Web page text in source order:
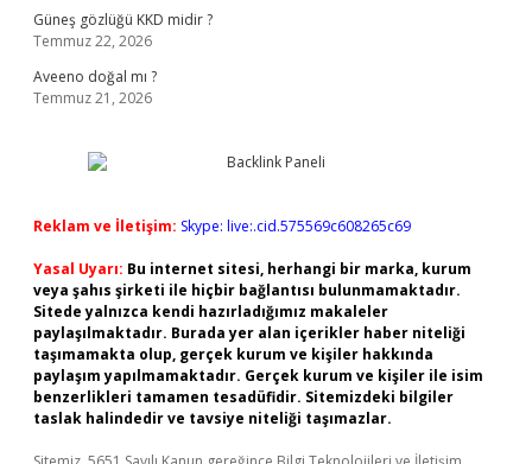
Güneş gözlüğü KKD midir ?
Temmuz 22, 2026
Aveeno doğal mı ?
Temmuz 21, 2026
Reklam ve İletişim: Skype: live:.cid.575569c608265c69
Yasal Uyarı: Bu internet sitesi, herhangi bir marka, kurum
veya şahıs şirketi ile hiçbir bağlantısı bulunmamaktadır.
Sitede yalnızca kendi hazırladığımız makaleler
paylaşılmaktadır. Burada yer alan içerikler haber niteliği
taşımamakta olup, gerçek kurum ve kişiler hakkında
paylaşım yapılmamaktadır. Gerçek kurum ve kişiler ile isim
benzerlikleri tamamen tesadüfidir. Sitemizdeki bilgiler
taslak halindedir ve tavsiye niteliği taşımazlar.